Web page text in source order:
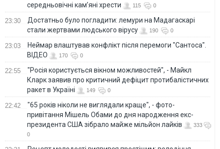
середньовічні кам’яні хрести
115 0
23:30
Достатньо було погладити: лемури на Мадагаскарі
стали жертвами людського вірусу
190 0
23:03
Неймар влаштував конфлікт після перемоги "Сантоса".
ВІДЕО
170 0
22:55
"Росія користується вікном можливостей", - Майкл
Кларк заявив про критичний дефіцит протибалістичних
ракет в Україні
149 0
22:42
"65 років ніколи не виглядали краще", - фото-
привітання Мішель Обами до дня народження екс-
президента США зібрало майже мільйон лайків
333
0